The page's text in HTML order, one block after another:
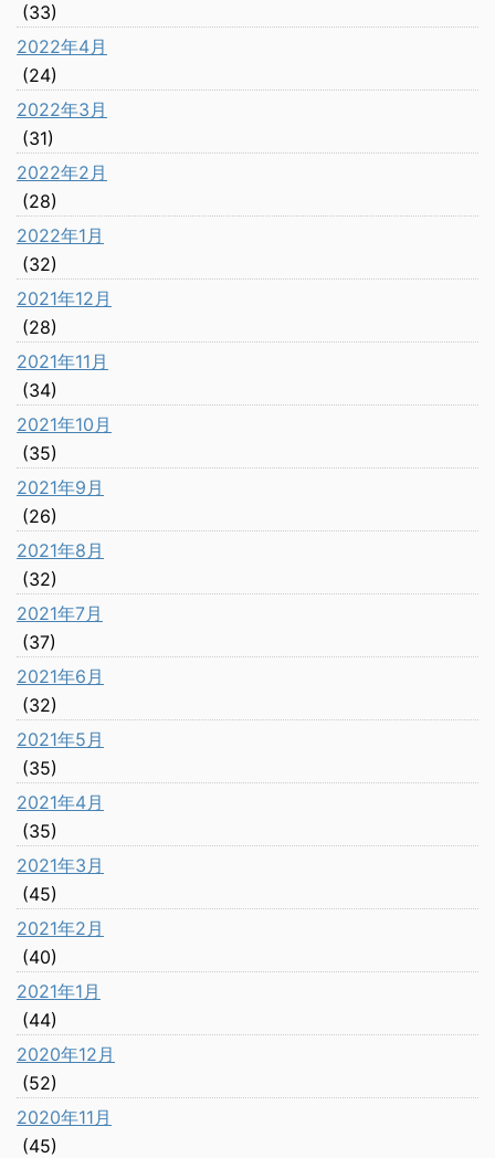
(33)
2022年4月
(24)
2022年3月
(31)
2022年2月
(28)
2022年1月
(32)
2021年12月
(28)
2021年11月
(34)
2021年10月
(35)
2021年9月
(26)
2021年8月
(32)
2021年7月
(37)
2021年6月
(32)
2021年5月
(35)
2021年4月
(35)
2021年3月
(45)
2021年2月
(40)
2021年1月
(44)
2020年12月
(52)
2020年11月
(45)